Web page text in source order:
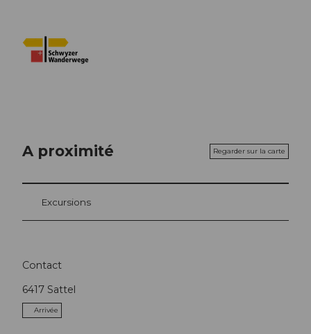
A proximité Regarder sur la carte
Excursions
Contact
6417 Sattel
Arrivée